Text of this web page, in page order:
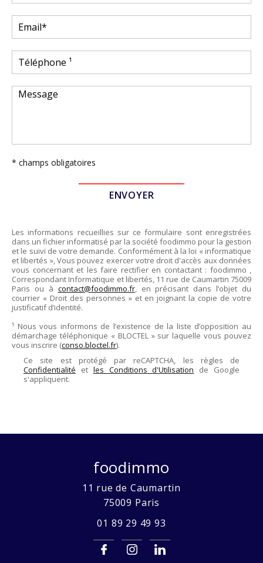
* champs obligatoires
Les informations recueillies sur ce formulaire sont enregistrées
dans un fichier informatisé par la société foodimmo pour la gestion
et le suivi de votre demande. Conformément à la loi « informatique
et libertés », Vous pouvez exercer votre droit d'accès aux données
vous concernant et les faire rectifier en contactant : foodimmo ,
Correspondant Informatique et libertés, 11 rue de Caumartin 75009
Paris ou à contact@foodimmo.fr, en précisant dans l’objet du
courrier « Droit des personnes » et en joignant la copie de votre
justificatif d’identité.
¹ Nous vous informons de l’existence de la liste d’opposition au
démarchage téléphonique « BLOCTEL » sur laquelle vous pouvez
vous inscrire (conso.bloctel.fr).
Ce site est protégé par reCAPTCHA, les règles de
Confidentialité et les Conditions d'Utilisation de Google
s'appliquent.
foodimmo
11 rue de Caumartin
75009 Paris
01 89 29 49 93